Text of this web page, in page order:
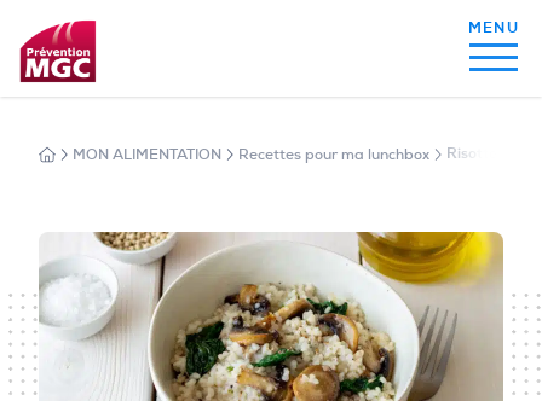
MON ALIMENTATION
MON SOMMEIL
MON ACTIVITÉ PHYSIQUE
MON ALIMENTATION Recettes pour ma lunchbox Risotto aux